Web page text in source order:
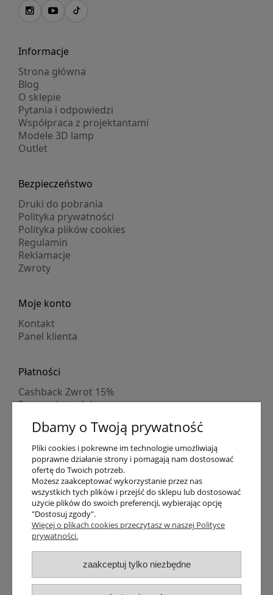
Informacje
Strona główna
Blog
O sklepie
Pytania i odpowiedzi
Współpraca z projektantami
Modele 3D lamp
Outlet
Bezpieczeństwo
Druki do pobrania
Polityka prywatności
Polityka plików cookies
Regulamin
Reklamacje
Zwroty
Moje konto
Kontakt
Panel klienta
Płatności
Cashback Zwrot 15%
Formy płatności
Numer konta
PayPo kupujesz, nie płacisz
Progi rabatowe
Promocje
Dostawa
Czas wysyłki
Dostawa
Śledzenie przesyłki GLS
Śledzenie przesyłki DPD
Shipping abroad
Dbamy o Twoją prywatność
Pliki cookies i pokrewne im technologie umożliwiają
poprawne działanie strony i pomagają nam dostosować
ofertę do Twoich potrzeb.
Możesz zaakceptować wykorzystanie przez nas
wszystkich tych plików i przejść do sklepu lub dostosować
użycie plików do swoich preferencji, wybierając opcję
"Dostosuj zgody".
Więcej o plikach cookies przeczytasz w naszej Polityce
prywatności.
zaakceptuj tylko niezbędne